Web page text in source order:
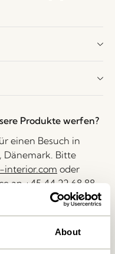
About
Produkte werfen?
einen Besuch in
Dänemark. Bitte
interior.com oder
an+45 44 22 68 88
*